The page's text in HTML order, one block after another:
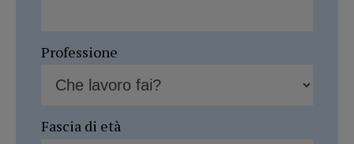
Professione
Fascia di età